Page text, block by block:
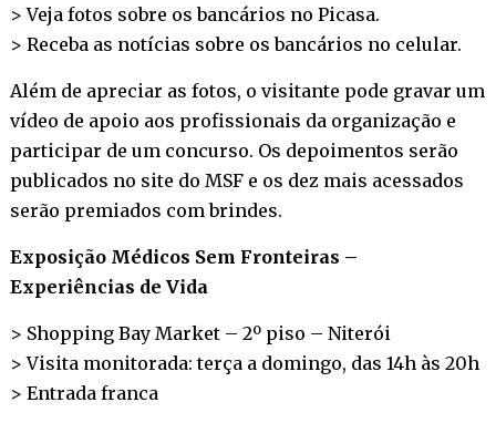
> Veja fotos sobre os bancários no Picasa.
> Receba as notícias sobre os bancários no celular.
Além de apreciar as fotos, o visitante pode gravar um
vídeo de apoio aos profissionais da organização e
participar de um concurso. Os depoimentos serão
publicados no site do MSF e os dez mais acessados
serão premiados com brindes.
Exposição Médicos Sem Fronteiras –
Experiências de Vida
> Shopping Bay Market – 2º piso – Niterói
> Visita monitorada: terça a domingo, das 14h às 20h
> Entrada franca